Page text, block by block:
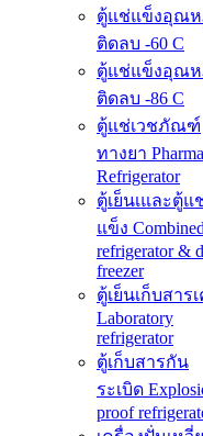
ตู้แช่แข็งอุณ
ติดลบ -60 C
ตู้แช่แข็งอุณ
ติดลบ -86 C
ตู้แช่เวชภัณฑ์
ทางยา
Refrigerator
ตู้เย็นเและตู้แ
แข็ง Combined
refrigerator &
freezer
ตู้เย็นเก็บสาร
Laboratory
refrigerator
ตู้เก็บสารกัน
ระเบิด
proof